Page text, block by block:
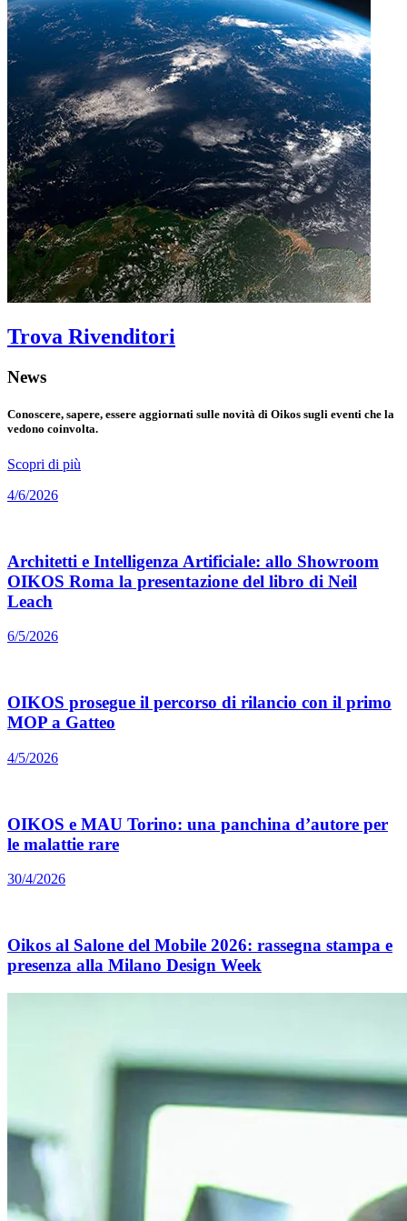
Trova Rivenditori
News
Conoscere, sapere, essere aggiornati sulle novità di Oikos sugli eventi che la
vedono coinvolta.
Scopri di più
4/6/2026
Architetti e Intelligenza Artificiale: allo Showroom
OIKOS Roma la presentazione del libro di Neil
Leach
6/5/2026
OIKOS prosegue il percorso di rilancio con il primo
MOP a Gatteo
4/5/2026
OIKOS e MAU Torino: una panchina d’autore per
le malattie rare
30/4/2026
Oikos al Salone del Mobile 2026: rassegna stampa e
presenza alla Milano Design Week